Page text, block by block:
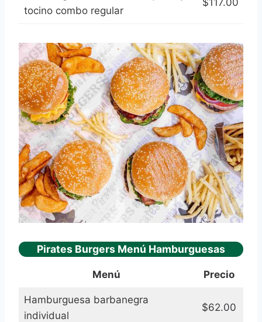
tocino combo regular
Pirates Burgers Menú Hamburguesas
Menú Precio
Hamburguesa barbanegra
individual
$62.00